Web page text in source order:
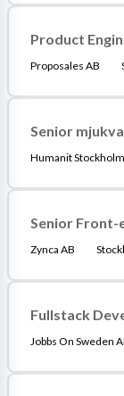
Product
Proposales AB
Senior
Humanit
Senior Front-
Zynca AB
Fullstack
Jobbs On Sweden